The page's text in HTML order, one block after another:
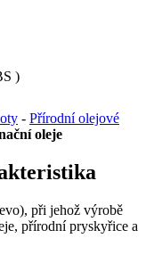
)
- Přírodní olejové
oleje
při jehož výrobě
přírodní pryskyřice a